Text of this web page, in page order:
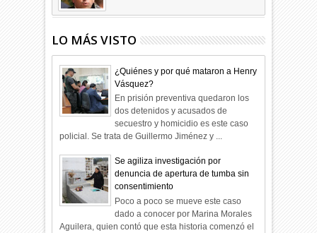
LO MÁS VISTO
¿Quiénes y por qué mataron a Henry
Vásquez?
En prisión preventiva quedaron los
dos detenidos y acusados de
secuestro y homicidio es este caso
policial. Se trata de Guillermo Jiménez y ...
Se agiliza investigación por
denuncia de apertura de tumba sin
consentimiento
Poco a poco se mueve este caso
dado a conocer por Marina Morales
Aguilera, quien contó que esta historia comenzó el